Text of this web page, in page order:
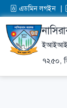
এডমিন লগইন
৭২৫০,